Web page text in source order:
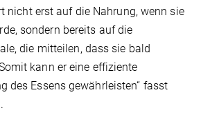
nicht erst auf die Nahrung, wenn sie
sondern bereits auf die
die mitteilen, dass sie bald
kann er eine effiziente
des Essens gewährleisten“ fasst